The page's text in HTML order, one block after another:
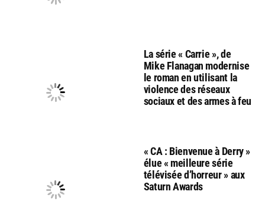
La série « Carrie », de
Mike Flanagan modernise
le roman en utilisant la
violence des réseaux
sociaux et des armes à feu
« CA : Bienvenue à Derry »
élue « meilleure série
télévisée d’horreur » aux
Saturn Awards